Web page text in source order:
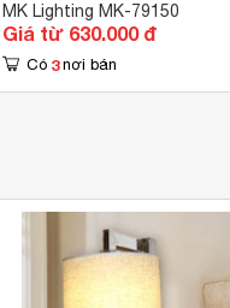
MK Lighting MK-79150
Giá từ 630.000 đ
Có 3 nơi bán